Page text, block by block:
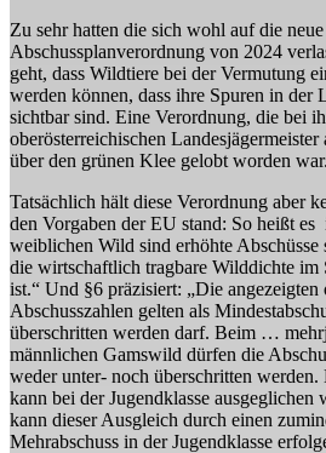
Zu sehr hatten die sich wohl auf die
Abschussplanverordnung von 2024
geht, dass Wildtiere bei der Vermutung
werden können, dass ihre Spuren in der
sichtbar sind. Eine Verordnung, die bei
oberösterreichischen
über den grünen Klee gelobt worden war.
Tatsächlich hält diese Verordnung aber
den Vorgaben der EU stand: So heißt
weiblichen Wild sind erhöhte Abschüsse
die wirtschaftlich tragbare Wilddichte im
ist.“ Und §6 präzisiert: „Die angezeigten
Abschusszahlen gelten als
überschritten werden darf. Beim …
männlichen Gamswild dürfen die
weder unter- noch überschritten
kann bei der Jugendklasse
kann dieser Ausgleich durch einen
Mehrabschuss in der Jugendklasse